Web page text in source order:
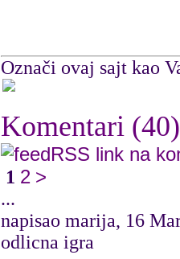
Označi ovaj sajt kao
Komentari (40)
RSS link na
1 2 >
...
napisao marija, 16
odlicna igra